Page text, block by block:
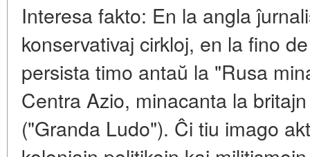
Interesa fakto: En la angla
konservativaj cirkloj, en la fino
persista timo antaŭ la "Rusa
Centra Azio, minacanta la
("Granda Ludo"). Ĉi tiu imago